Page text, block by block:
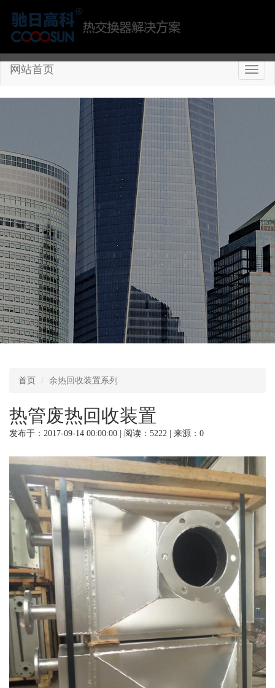
切
换
网站首页
首页 余热回收装置系列
热管废热回收装置
发布于：2017-09-14 00:00:00 | 阅读：5222 | 来源：0